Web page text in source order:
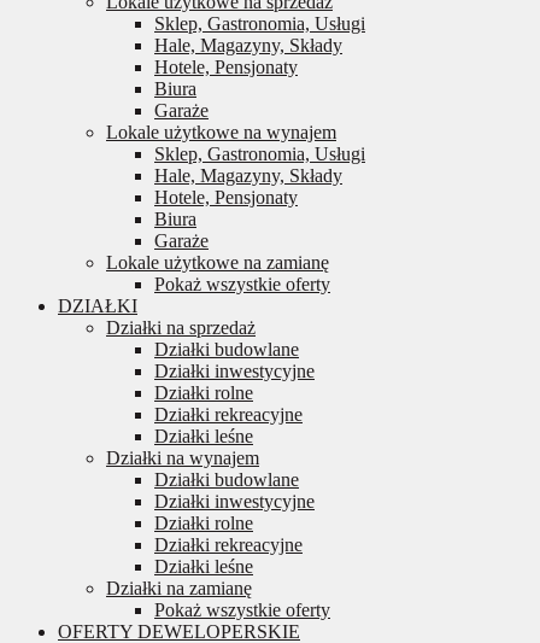
Sklep, Gastronomia, Usługi
Hale, Magazyny, Składy
Hotele, Pensjonaty
Biura
Garaże
Lokale użytkowe na wynajem
Sklep, Gastronomia, Usługi
Hale, Magazyny, Składy
Hotele, Pensjonaty
Biura
Garaże
Lokale użytkowe na zamianę
Pokaż wszystkie oferty
DZIAŁKI
Działki na sprzedaż
Działki budowlane
Działki inwestycyjne
Działki rolne
Działki rekreacyjne
Działki leśne
Działki na wynajem
Działki budowlane
Działki inwestycyjne
Działki rolne
Działki rekreacyjne
Działki leśne
Działki na zamianę
Pokaż wszystkie oferty
OFERTY DEWELOPERSKIE